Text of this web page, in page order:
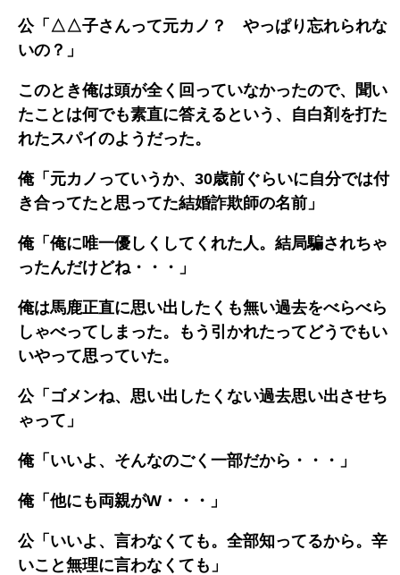
公「△△子さんって元カノ？ やっぱり忘れられな
いの？」
このとき俺は頭が全く回っていなかったので、聞い
たことは何でも素直に答えるという、自白剤を打た
れたスパイのようだった。
俺「元カノっていうか、30歳前ぐらいに自分では付
き合ってたと思ってた結婚詐欺師の名前」
俺「俺に唯一優しくしてくれた人。結局騙されちゃ
ったんだけどね・・・」
俺は馬鹿正直に思い出したくも無い過去をべらべら
しゃべってしまった。もう引かれたってどうでもい
いやって思っていた。
公「ゴメンね、思い出したくない過去思い出させち
ゃって」
俺「いいよ、そんなのごく一部だから・・・」
俺「他にも両親がW・・・」
公「いいよ、言わなくても。全部知ってるから。辛
いこと無理に言わなくても」